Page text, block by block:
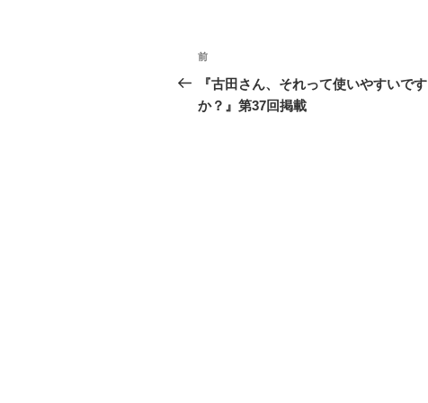
投
稿
ナ
前
の
投
前
『古田さん、それって使いやすいです
か？』第37回掲載